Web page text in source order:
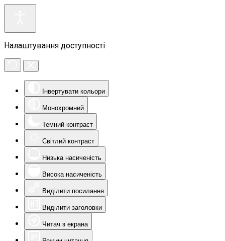
Налаштування доступності
Інвертувати кольори
Монохромний
Темний контраст
Світлий контраст
Низька насиченість
Висока насиченість
Виділити посилання
Виділити заголовки
Читач з екрана